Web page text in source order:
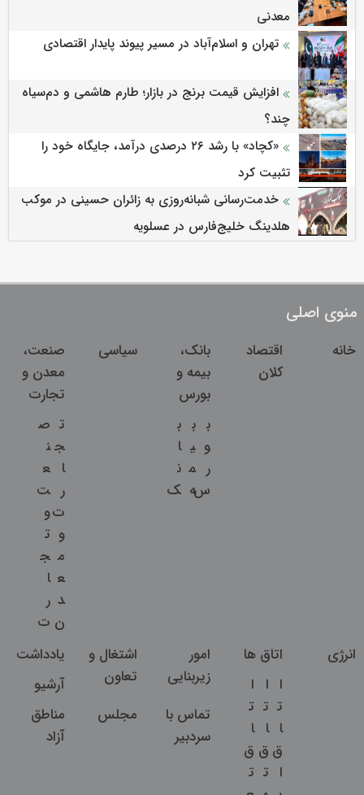
معدنی
تهران و اسلام‌آباد در مسیر پیوند پایدار اقتصادی
افزایش قیمت برنج در بازار؛ طارم هاشمی و دم‌سیاه
چند؟
«کچاد» با رشد ۲۶ درصدی درآمد، جایگاه خود را
تثبیت کرد
خدمت‌رسانی شبانه‌روزی به زائران حسینی در موکب
هلدینگ خلیج‌فارس در عسلویه
منوی اصلی
خانه
اقتصاد
کلان
بانک،
بیمه و
بورس
ب
و
ر
س
ب
ی
م
ه
ب
ا
ن
ک
سیاسی
صنعت،
معدن و
تجارت
ت
ج
ا
ر
ت
و
م
ع
د
ن
ص
ن
ع
ت
و
ت
ج
ا
ر
ت
انرژی
اتاق ها
ا
ت
ا
ق
ا
ا
ت
ا
ق
ت
ا
ت
ا
ق
ت
امور
زیربنایی
اشتغال و
تعاون
یادداشت
آرشیو
تماس با
سردبیر
مجلس
مناطق
آزاد